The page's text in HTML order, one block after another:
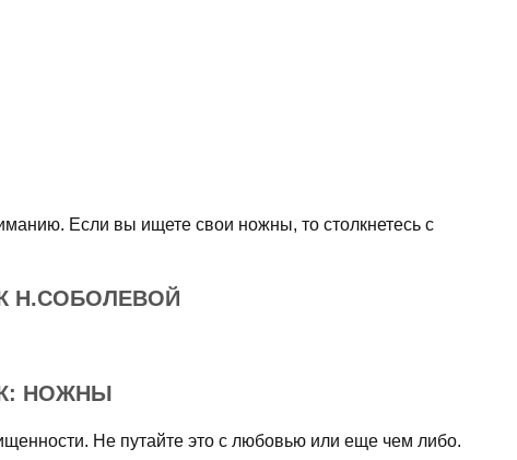
Если вы ищете свои ножны, то столкнетесь с
Н.СОБОЛЕВОЙ
НОЖНЫ
Не путайте это с любовью или еще чем либо.